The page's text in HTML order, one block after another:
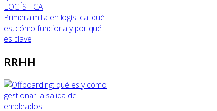
LOGÍSTICA
Primera milla en logística: qué
es, cómo funciona y por qué
es clave
RRHH